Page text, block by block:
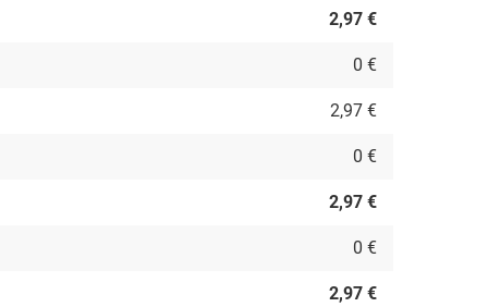
2,97 €
0 €
2,97 €
0 €
2,97 €
0 €
2,97 €